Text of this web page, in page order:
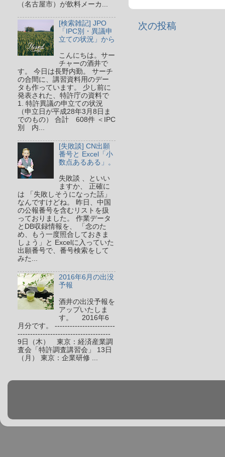
次の投稿
（名古屋市）が飲料メーカ...
[検索雑記] JPO
「IPC別・異議申
立ての状況」から
こんにちは。サー
チャーの酒井で
す。 今日は長野内勤。 サーチ
の合間に、講習資料用のデー
タも作っています。 少し前に
発表された、特許庁の資料で
1. 特許異議の申立ての状況
（申立日が平成28年3月8日ま
でのもの） 合計 608件 ＜IPC
別 内...
[失敗談] CN出願
番号と Excel「小
数点あるある」。
失敗談 、といい
ますか、 正確に
は 「失敗しそうになった話」
なんですけどね。 昨日、中国
の公報番号を含むリストを扱
っておりました。 作業データ
とDB収録情報を、 「念のた
め、もう一度照合しておきま
しょう」と Excelに入っていた
出願番号で、番号検索をして
みた...
2016年6月の出没
予報
酒井の出没予報を
アップいたしま
す。 2016年6
月分です。 ------------------------
-------------------------------------
9日（木） 東京：経済産業調
査会「特許調査講習会」 13日
（月） 東京：企業研修 ...